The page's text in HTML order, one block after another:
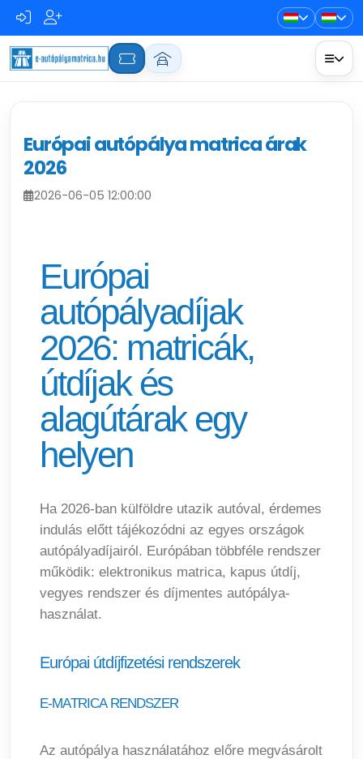
Európai autópálya matrica árak
2026
2026-06-05 12:00:00
Európai
autópályadíjak
2026: matricák,
útdíjak és
alagútárak egy
helyen
Ha 2026-ban külföldre utazik autóval, érdemes
indulás előtt tájékozódni az egyes országok
autópályadíjairól. Európában többféle rendszer
működik: elektronikus matrica, kapus útdíj,
vegyes rendszer és díjmentes autópálya-
használat.
Európai útdíjfizetési rendszerek
E-MATRICA RENDSZER
Az autópálya használatához előre megvásárolt